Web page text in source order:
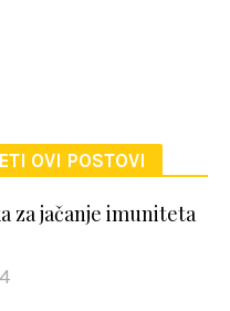
OVI POSTOVI
za jačanje imuniteta